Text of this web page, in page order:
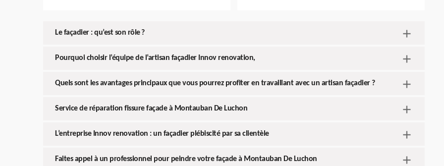
Le façadier : qu’est son rôle ?
Pourquoi choisir l’équipe de l’artisan façadier Innov renovation,
Quels sont les avantages principaux que vous pourrez profiter en travaillant avec un artisan façadier ?
Service de réparation fissure façade à Montauban De Luchon
L’entreprise Innov renovation : un façadier plébiscité par sa clientèle
Faites appel à un professionnel pour peindre votre façade à Montauban De Luchon